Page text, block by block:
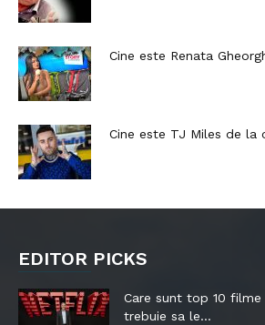
Cine este Renata
Cine este TJ Miles de la
EDITOR PICKS
Care sunt top 10
trebuie sa le...